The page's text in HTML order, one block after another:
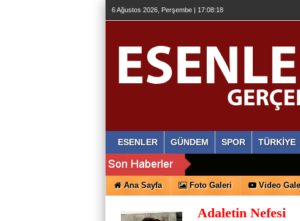
6 Ağustos 2026, Perşembe | 17:08:19
ESENLER GÜNDEM SPOR TÜRKİYE
Ana Sayfa Foto Galeri Video
Adaletin Nefesi